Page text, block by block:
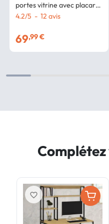
portes vitrine avec placards
design industriel
4.2/5 - 12 avis
69,99 €
favorite_border